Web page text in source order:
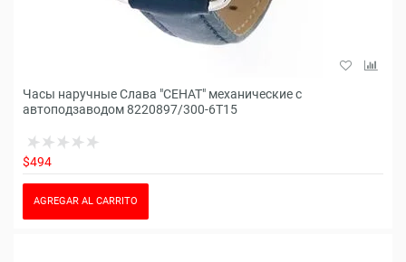
Часы наручные Слава "СЕНАТ" механические с
автоподзаводом 8220897/300-6T15
$494
AGREGAR AL CARRITO